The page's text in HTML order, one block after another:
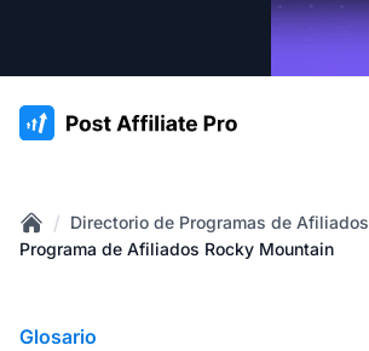
:site.title
Home
/ Directorio de Programas de Afiliados
Programa de Afiliados Rocky Mountain
Glosario